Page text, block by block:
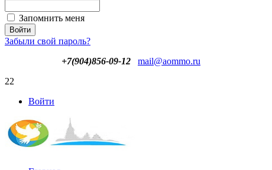
Запомнить меня
Забыли свой пароль?
+7(904)856-09-12
mail@aommo.ru
22
Войти